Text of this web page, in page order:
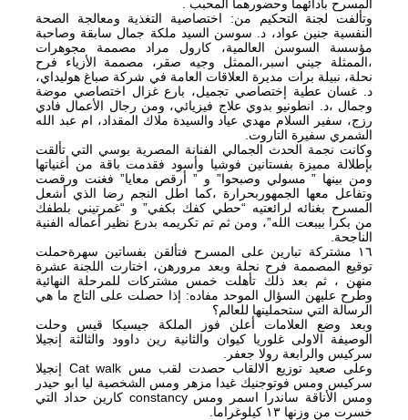
المسرح بادائهما وحضورهما المحبب .
وتألفت لجنة التحكيم من: اختصاصية التغذية ومعالجة الصحة
النفسية جنين عواد، د. سوسن السيد ملكة جمال سابقة وصاحبة
مؤسسة السوسن العالمية، كارول مراد مصممة مجوهرات
،الممثلة جيني اسبر،الممثل وجيه صقر، مصممة الأزياء فرح
نحلة، نبيلة برات مديرة العلاقات العامة في شركة صباغ هوليداي،
د. غسان عطية إختصاصي تجميل، بارع غزال اختصاصي موضة
وجمال ،د. انطونيو بدوي علاج فيزيائي، ومن رجال الأعمال فادي
رزج، سفير السلام مهدي عياد والسيدة ملاك المقداد، ام عبد الله
الشمري سفيرة التاروت.
وكانت نجمة الحدث الجمالي الفنانة المصرية بوسي التي تألقت
بإطلالة مميزة بفستانين فوشيا وأسود فقدمت باقة من أغنياتها
ومن بينها ” مسولي وصبحوا” و ” أرقص معايا” فغنت ورقصت
وتفاعل معها الجمهوربحرارة ،كما اطل النجم رضا الذي أشعل
المسرح بغنائه لرائعتيه “حطي كفك بكفي” و “غمرتيني بلطفك
من بكرا بيبعت الله”، ومن ثم تم تكريمه بدرع نظير أعماله الفنية
الناجحة.
١٦ مشتركة تبارين على المسرح فتألقن بفساتين سهرةحملت
توقيع المصممة فرح نحلة وبعد مرورهن، اختارت اللجنة عشرة
منهن ، ثم بعد ذلك تأهلت خمس مشتركات للمرحلة النهائية
وطرح عليهن السؤال الموحد مفاده: إذا حصلت على التاج ما هي
الرسالة التي ستحملينها للعالم؟
وبعد وضع العلامات أعلن فوز الملكة جيسيكا قيس وحلت
الوصيفة الاولى غلوريا كيوان والثانية رين داوود والثالثة إنجيلا
سركيس والرابعة رولا جعفر.
وعلى صعيد توزيع الالقاب حصدت لقب مس Cat walk إنجيلا
سركيس ومس فوتوجنيك غيدا مزهر ومس الشخصية ليا ابو حيدر
ومس الأناقة ساندرا اسمر ومس constancy كارين حداد التي
خسرت من وزنها ١٣ كيلوغراما.